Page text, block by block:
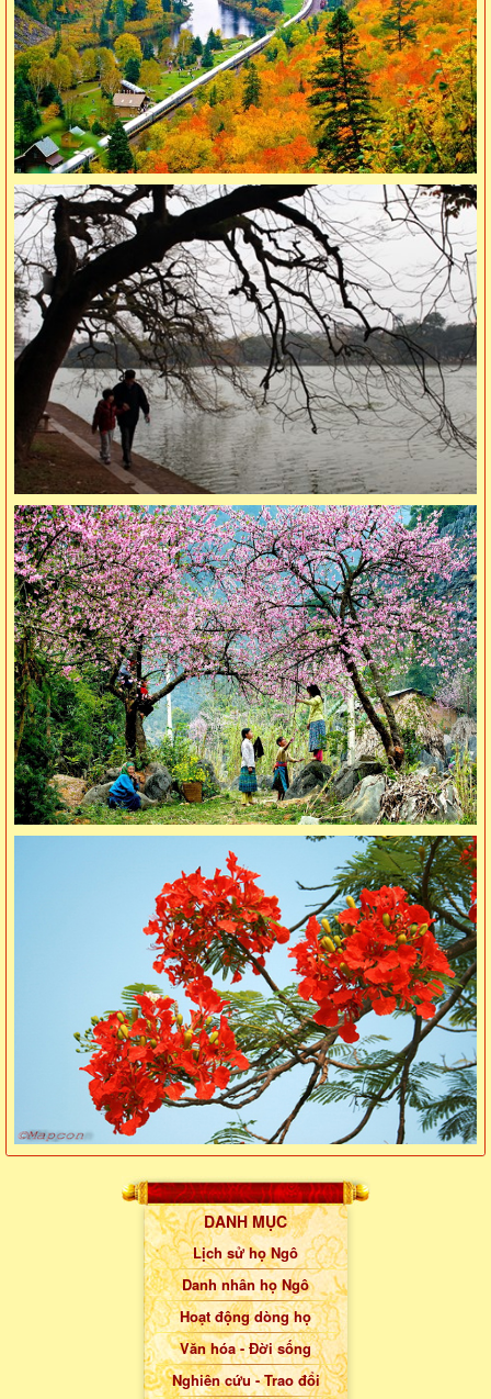
DANH MỤC
Lịch sử họ Ngô
Danh nhân họ Ngô
Hoạt động dòng họ
Văn hóa - Đời sống
Nghiên cứu - Trao đổi